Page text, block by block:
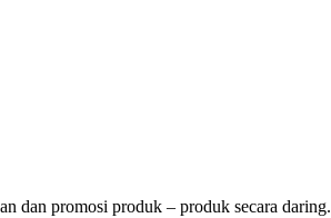
dan promosi produk – produk secara daring.